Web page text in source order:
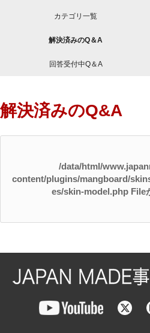
カテゴリ一覧
解決済みのQ＆A
回答受付中Q＆A
解決済みのQ&A
/data/html/
content/plugins/mangboard/
es/skin-model.php File